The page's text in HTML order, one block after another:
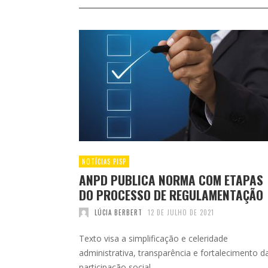
NOTÍCIAS PISP
ANPD PUBLICA NORMA COM ETAPAS
DO PROCESSO DE REGULAMENTAÇÃO
LÚCIA BERBERT 12 DE JULHO DE 2021
Texto visa a simplificação e celeridade
administrativa, transparência e fortalecimento